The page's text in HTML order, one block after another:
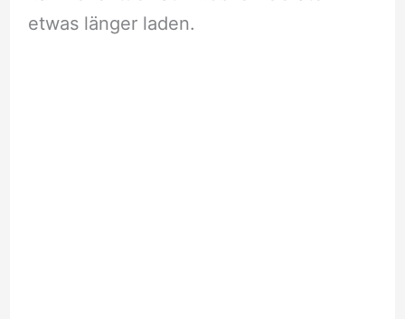
etwas länger laden.